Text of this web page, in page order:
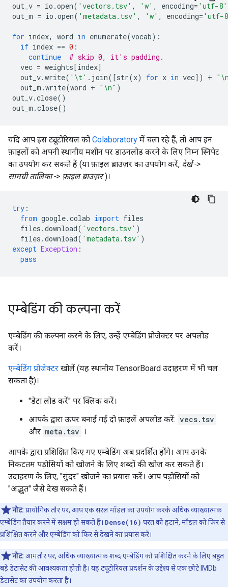
out_v = io .open( 'vectors.tsv' , 'w' , encoding= 'utf-8'
out_m = io .open( 'metadata.tsv' , 'w' , encoding= 'utf-
for index, word in enumerate(vocab):
if index == 0 :
continue
# skip 0, it's padding.
vec = weights[index]
out_v.write( '\t' . join([str(x) for x in vec]) +
out_m .write(word + "\n" )
out_v.close()
out_m .close()
यदि आप इस ट्यूटोरियल को Colaboratory में चला रहे हैं, तो आप इन
फ़ाइलों को अपनी स्थानीय मशीन पर डाउनलोड करने के लिए निम्न स्निपेट
का उपयोग कर सकते हैं (या फ़ाइल ब्राउज़र का उपयोग करें, देखें ->
सामग्री तालिका -> फ़ाइल ब्राउज़र)।
try :
from google.colab import files
files .download( 'vectors.tsv' )
files .download( 'metadata.tsv' )
except Exception :
pass
एम्बेडिंग की कल्पना करें
एम्बेडिंग की कल्पना करने के लिए, उन्हें एम्बेडिंग प्रोजेक्टर पर अपलोड
करें।
एम्बेडिंग प्रोजेक्टर खोलें (यह स्थानीय TensorBoard उदाहरण में भी चल
सकता है)।
"डेटा लोड करें" पर क्लिक करें।
आपके द्वारा ऊपर बनाई गई दो फ़ाइलें अपलोड करें: vecs.tsv
और meta.tsv ।
आपके द्वारा प्रशिक्षित किए गए एम्बेडिंग अब प्रदर्शित होंगे। आप उनके
निकटतम पड़ोसियों को खोजने के लिए शब्दों की खोज कर सकते हैं।
उदाहरण के लिए, "सुंदर" खोजने का प्रयास करें। आप पड़ोसियों को
"अद्भुत" जैसे देख सकते हैं।
नोट: प्रायोगिक तौर पर, आप एक सरल मॉडल का उपयोग करके अधिक व्याख्यात्मक
एम्बेडिंग तैयार करने में सक्षम हो सकते हैं। Dense(16) परत को हटाने, मॉडल को फिर से
प्रशिक्षित करने और एम्बेडिंग को फिर से देखने का प्रयास करें।
नोट: आमतौर पर, अधिक व्याख्यात्मक शब्द एम्बेडिंग को प्रशिक्षित करने के लिए बहुत
बड़े डेटासेट की आवश्यकता होती है। यह ट्यूटोरियल प्रदर्शन के उद्देश्य से एक छोटे IMDb
डेटासेट का उपयोग करता है।